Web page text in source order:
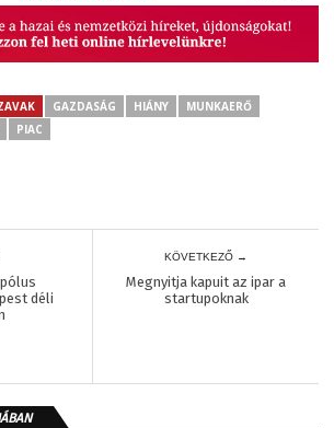
GAZDASÁG HIÁNY
MUNKAERŐ
PIAC
déli
KÖVETKEZŐ →
Megnyitja kapuit az ipar a
startupoknak